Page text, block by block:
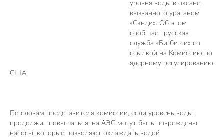
уровня воды в океане,
вызванного ураганом
«Сэнди». Об этом
сообщает русская
служба «Би-би-си» со
ссылкой на Комиссию по
ядерному регулированию
США.
По словам представителя комиссии, если уровень воды
продолжит повышаться, на АЭС могут быть повреждены
насосы, которые позволяют охлаждать водой